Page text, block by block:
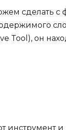
сделать
Tool), он
инструмент